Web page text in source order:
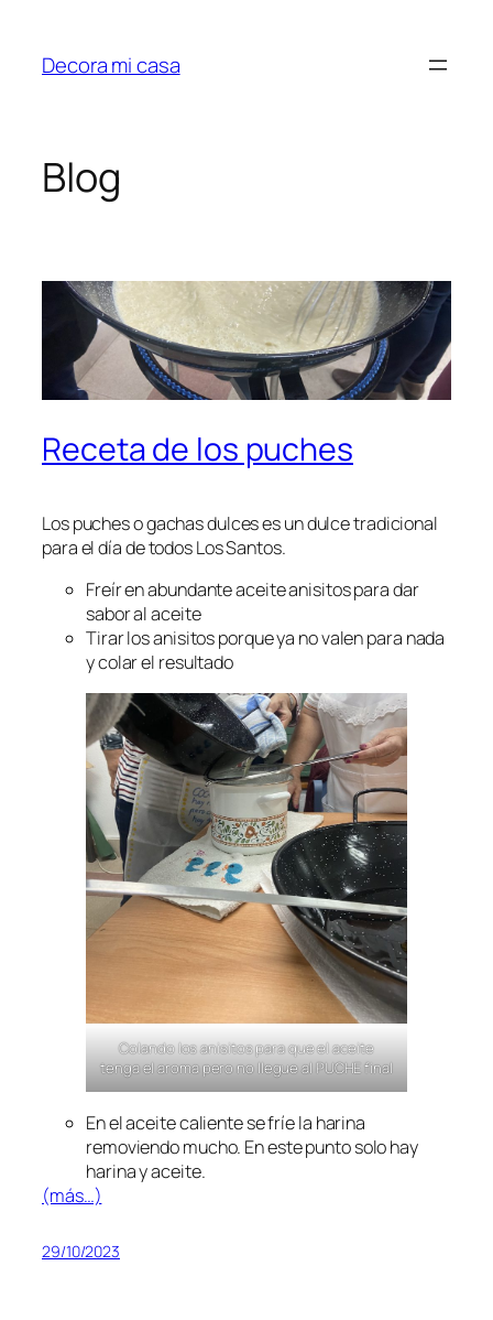
contenido
Decora mi casa
Blog
Receta de los puches
Los puches o gachas dulces es un dulce tradicional
para el día de todos Los Santos.
Freír en abundante aceite anisitos para dar
sabor al aceite
Tirar los anisitos porque ya no valen para nada
y colar el resultado
Colando los anisitos para que el aceite
tenga el aroma pero no llegue al PUCHE final
En el aceite caliente se fríe la harina
removiendo mucho. En este punto solo hay
harina y aceite.
(más…)
29/10/2023